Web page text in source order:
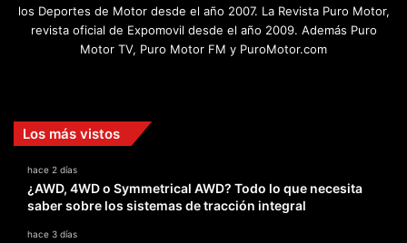
los Deportes de Motor desde el año 2007. La Revista Puro Motor,
revista oficial de Expomovil desde el año 2009. Además Puro
Motor TV, Puro Motor FM y PuroMotor.com
Los más vistos
hace 2 días
¿AWD, 4WD o Symmetrical AWD? Todo lo que necesita
saber sobre los sistemas de tracción integral
hace 3 días